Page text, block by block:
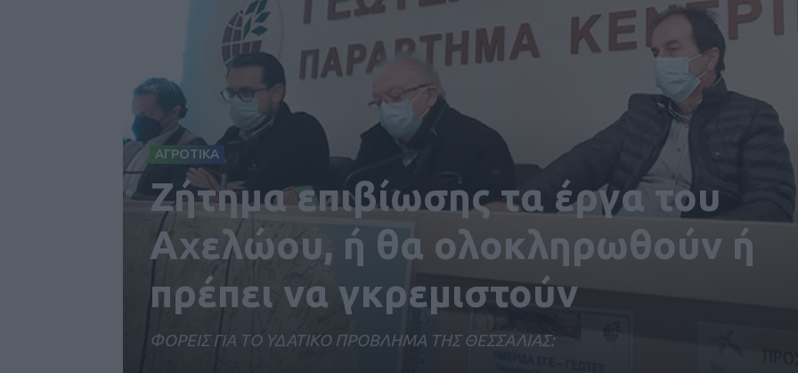
ΑΓΡΟΤΙΚΑ
Ζήτημα επιβίωσης τα έργα του
Αχελώου, ή θα ολοκληρωθούν ή
πρέπει να γκρεμιστούν
ΦΟΡΕΙΣ ΓΙΑ ΤΟ ΥΔΑΤΙΚΟ ΠΡΟΒΛΗΜΑ ΤΗΣ ΘΕΣΣΑΛΙΑΣ: